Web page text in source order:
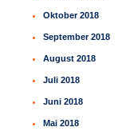
Oktober 2018
September 2018
August 2018
Juli 2018
Juni 2018
Mai 2018